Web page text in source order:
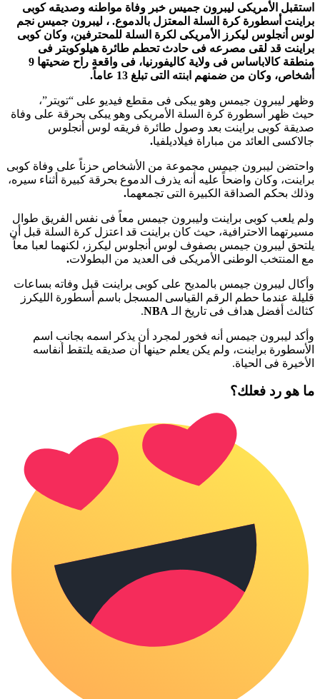
استقبل الأمريكى ليبرون جميس خبر وفاة مواطنه وصديقه كوبى
براينت أسطورة كرة السلة المعتزل بالدموع. ، ليبرون جميس نجم
لوس أنجلوس ليكرز الأمريكى لكرة السلة للمحترفين، وكان كوبى
براينت قد لقى مصرعه فى حادث تحطم طائرة هيلوكوبتر فى
منطقة كالاباساس فى ولاية كاليفورنيا، فى واقعة راح ضحيتها 9
أشخاص، وكان من ضمنهم ابنته التى تبلغ 13 عاماً.
وظهر ليبرون جيمس وهو يبكى فى مقطع فيديو على “تويتر”،
حيث ظهر أسطورة كرة السلة الأمريكى وهو يبكى بحرقة على وفاة
صديقة كوبى براينت بعد وصول طائرة فريقه لوس أنجلوس
جالاكسى العائد من مباراة فيلاديلفيا.
واحتضن ليبرون جيمس مجموعة من الأشخاص حزناً على وفاة كوبى
براينت، وكان واضحاً عليه أنه يذرف الدموع بحرقة كبيرة أثناء سيره،
وذلك بحكم الصداقة الكبيرة التى تجمعهما.
ولم يلعب كوبى براينت وليبرون جيمس معاً فى نفس الفريق طوال
مسيرتهما الاحترافية، حيث كان براينت قد اعتزل كرة السلة قبل أن
يلتحق ليبرون جيمس بصفوف لوس أنجلوس ليكرز، لكنهما لعبا معاً
مع المنتخب الوطنى الأمريكى فى العديد من البطولات.
وأكال ليبرون جيمس بالمديح على كوبى براينت قبل وفاته بساعات
قليلة عندما حطم الرقم القياسى المسجل باسم أسطورة الليكرز
كثالث أفضل هداف فى تاريخ الـ NBA
.
وأكد ليبرون جيمس أنه فخور لمجرد أن يذكر اسمه بجانب اسم
الأسطورة براينت، ولم يكن يعلم حينها أن صديقه يلتقط أنفاسه
الأخيرة فى الحياة.
ما هو رد فعلك؟